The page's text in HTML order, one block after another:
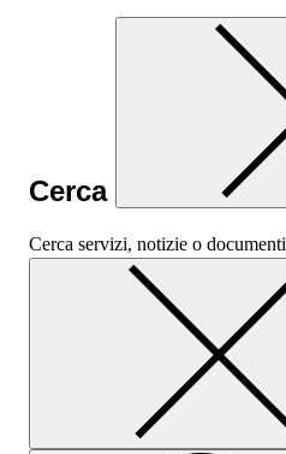
Cerca
Cerca servizi, notizie o documenti